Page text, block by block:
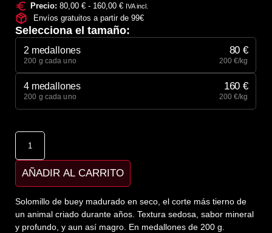
Solomillo de buey madurado en seco, el corte más tierno de
un animal criado durante años. Textura sedosa, sabor mineral
y profundo, y aun así magro. En medallones de 200 g.
Precio: 80,00€ - 160,00€ IVA incl.
Envíos gratuitos a partir de 99€
Selecciona el tamaño:
2 medallones
200 g cada uno
80 €
200 €/kg
4 medallones
200 g cada uno
160 €
200 €/kg
AÑADIR AL CARRITO